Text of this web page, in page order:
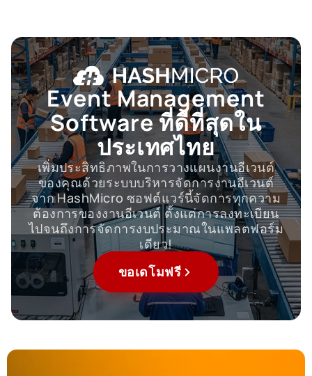
Event Management
Software ที่ดีที่สุดใน
ประเทศไทย
เพิ่มประสิทธิภาพในการวางแผนงานอีเวนต์
ของคุณด้วยระบบบริหารจัดการงานอีเวนต์
จาก HashMicro ซอฟต์แวร์นี้จัดการทุกความ
ต้องการของงานอีเวนต์ ตั้งแต่การลงทะเบียน
ไปจนถึงการจัดการงบประมาณในแพลตฟอร์ม
เดียว!
ขอเดโมฟรี